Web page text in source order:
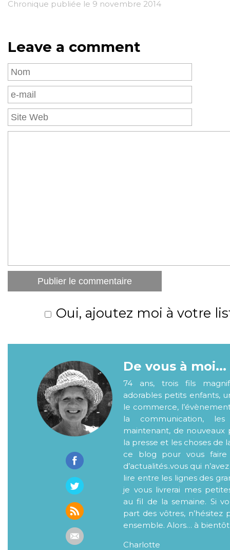
Chronique publiée le 9 novembre 2014
Leave a comment
Oui, ajoutez moi à votre
De vous à moi...
74 ans, trois fils
adorables petits enfants,
le commerce,
la communication,
maintenant, de nouveaux
la presse et les choses de
ce blog pour vous faire
d’actualités..vous qui
lire entre les lignes des
je vous livrerai mes
au fil de la semaine. Si
part des vôtres, n’hésitez
ensemble. Alors… à bientôt
Charlotte